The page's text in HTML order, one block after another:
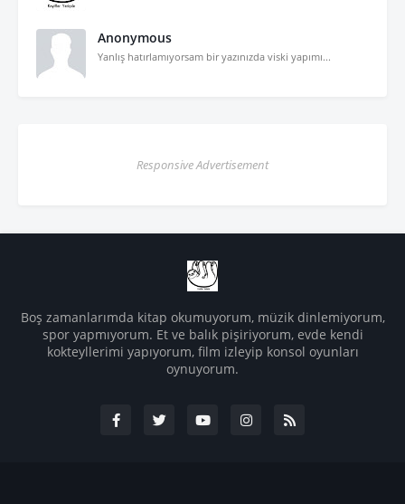
Anonymous
Yanlış hatırlamıyorsam bir yazınızda viski yapımı...
Responsive Advertisement
Boş zamanlarımda kitap okumuyorum, müzik dinlemiyorum,
spor yapmıyorum. Et ve balık pişiriyorum, evde kendi
kokteyllerimi yapıyorum, film izleyip konsol oyunları
oynuyorum.